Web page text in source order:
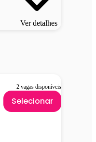
Ver detalhes
2 vagas disponíveis
Selecionar